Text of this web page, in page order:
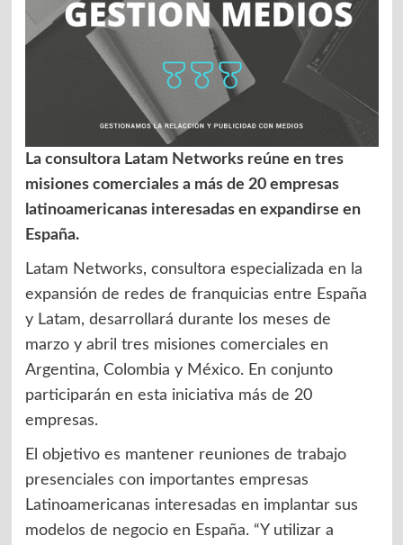
La consultora Latam Networks reúne en tres
misiones comerciales a más de 20 empresas
latinoamericanas interesadas en expandirse en
España.
Latam Networks, consultora especializada en la
expansión de redes de franquicias entre España
y Latam, desarrollará durante los meses de
marzo y abril tres misiones comerciales en
Argentina, Colombia y México. En conjunto
participarán en esta iniciativa más de 20
empresas.
El objetivo es mantener reuniones de trabajo
presenciales con importantes empresas
Latinoamericanas interesadas en implantar sus
modelos de negocio en España. “Y utilizar a